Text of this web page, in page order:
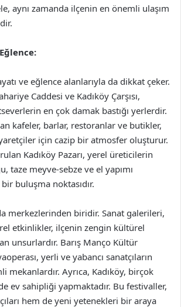
aynı zamanda ilçenin en önemli ulaşım
ve eğlence alanlarıyla da dikkat çeker.
Caddesi ve Kadıköy Çarşısı,
en çok damak bastığı yerlerdir.
kafeler, barlar, restoranlar ve butikler,
için cazip bir atmosfer oluşturur.
Kadıköy Pazarı, yerel üreticilerin
taze meyve-sebze ve el yapımı
buluşma noktasıdır.
merkezlerinden biridir. Sanat galerileri,
etkinlikler, ilçenin zengin kültürel
unsurlardır. Barış Manço Kültür
yerli ve yabancı sanatçıların
mekanlardır. Ayrıca, Kadıköy, birçok
ev sahipliği yapmaktadır. Bu festivaller,
hem de yeni yetenekleri bir araya